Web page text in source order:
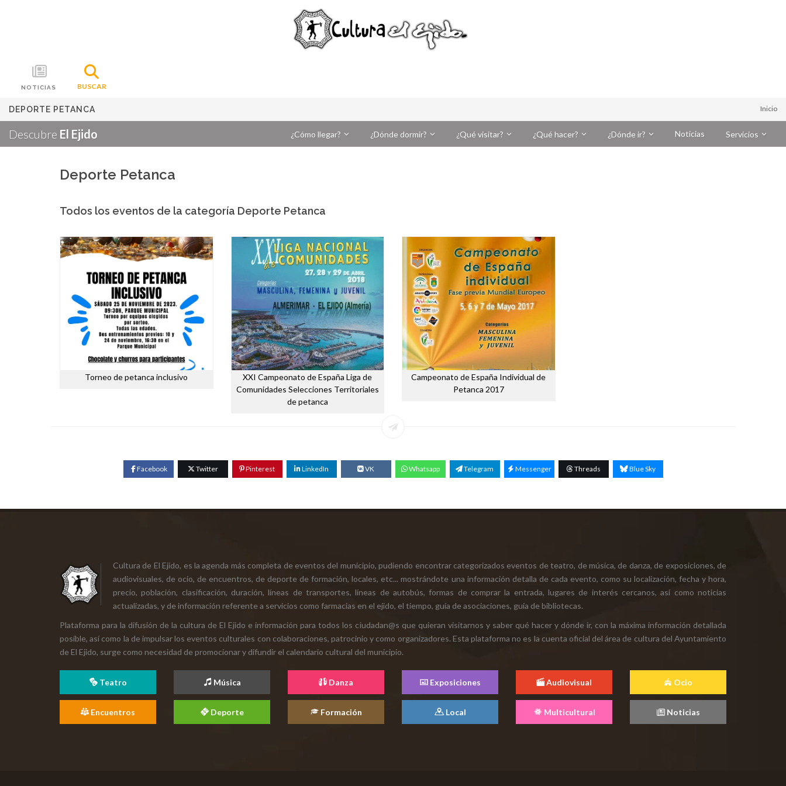
NOTICIAS BUSCAR
DEPORTE PETANCA Inicio
Descubre El Ejido ¿Cómo llegar? ¿Dónde dormir? ¿Qué visitar? ¿Qué hacer? ¿Dónde ir? Noticias Servicios
Deporte Petanca
Todos los eventos de la categoría Deporte Petanca
Torneo de petanca inclusivo
XXI Campeonato de España Liga de
Comunidades Selecciones Territoriales
de petanca
Campeonato de España Individual de
Petanca 2017
Facebook Twitter Pinterest LinkedIn VK Whatsapp Telegram Messenger Threads Blue Sky
Cultura de El Ejido, es la agenda más completa de eventos del municipio, pudiendo encontrar categorizados eventos de teatro, de música, de danza, de exposiciones, de
audiovisuales, de ocio, de encuentros, de deporte de formación, locales, etc... mostrándote una información detalla de cada evento, como su localización, fecha y hora,
precio, población, clasificación, duración, líneas de transportes, líneas de autobús, formas de comprar la entrada, lugares de interés cercanos, así como noticias
actualizadas, y de información referente a servicios como farmacias en el ejido, el tiempo, guía de asociaciones, guía de bibliotecas.
Plataforma para la difusión de la cultura de El Ejido e información para todos los ciudadan@s que quieran visitarnos y saber qué hacer y dónde ir, con la máxima información detallada
posible, así como la de impulsar los eventos culturales con colaboraciones, patrocinio y como organizadores. Esta plataforma no es la cuenta oficial del área de cultura del Ayuntamiento
de El Ejido, surge como necesidad de promocionar y difundir el calendario cultural del municipio.
Teatro Música Danza Exposiciones Audiovisual Ocio
Encuentros Deporte Formación Local Multicultural Noticias